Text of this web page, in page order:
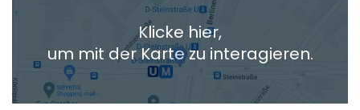
+ Aktuellen Standort hinzufügen
Die berechneten Anreisezeiten basieren auf den
Verkehrsdaten eines typischen Dienstag morgens um 8:30.
Klicke hier,
um mit der Karte zu interagieren.